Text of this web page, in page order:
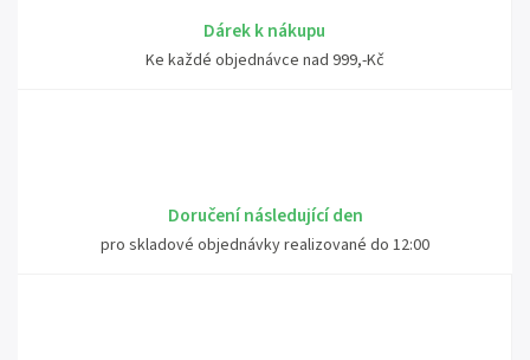
Dárek k nákupu
Ke každé objednávce nad 999,-Kč
Doručení následující den
pro skladové objednávky realizované do 12:00